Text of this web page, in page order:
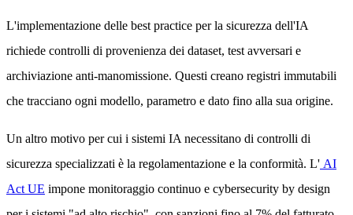
L'implementazione delle best practice per la sicurezza dell'IA
richiede controlli di provenienza dei dataset, test avversari e
archiviazione anti-manomissione. Questi creano registri immutabili
che tracciano ogni modello, parametro e dato fino alla sua origine.
Un altro motivo per cui i sistemi IA necessitano di controlli di
sicurezza specializzati è la regolamentazione e la conformità. L' AI
Act UE impone monitoraggio continuo e cybersecurity by design